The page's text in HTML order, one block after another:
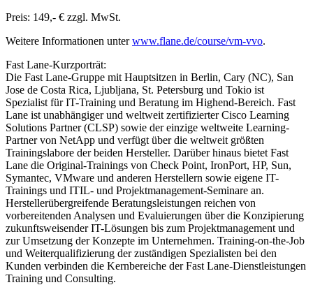
Preis: 149,- € zzgl. MwSt.
Weitere Informationen unterwww.flane.de/course/vm-vvo.
Fast Lane-Kurzporträt:
Die Fast Lane-Gruppe mit Hauptsitzen in Berlin, Cary (NC), San
Jose de Costa Rica, Ljubljana, St. Petersburg und Tokio ist
Spezialist für IT-Training und Beratung im Highend-Bereich. Fast
Lane ist unabhängiger und weltweit zertifizierter Cisco Learning
Solutions Partner (CLSP) sowie der einzige weltweite Learning-
Partner von NetApp und verfügt über die weltweit größten
Trainingslabore der beiden Hersteller. Darüber hinaus bietet Fast
Lane die Original-Trainings von Check Point, IronPort, HP, Sun,
Symantec, VMware und anderen Herstellern sowie eigene IT-
Trainings und ITIL- und Projektmanagement-Seminare an.
Herstellerübergreifende Beratungsleistungen reichen von
vorbereitenden Analysen und Evaluierungen über die Konzipierung
zukunftsweisender IT-Lösungen bis zum Projektmanagement und
zur Umsetzung der Konzepte im Unternehmen. Training-on-the-Job
und Weiterqualifizierung der zuständigen Spezialisten bei den
Kunden verbinden die Kernbereiche der Fast Lane-Dienstleistungen
Training und Consulting.